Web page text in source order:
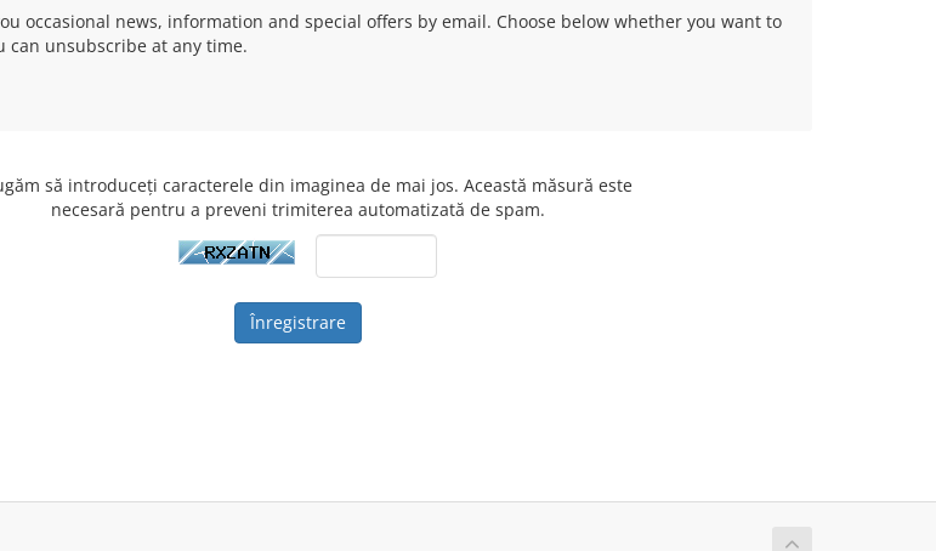
occasional news, information and special offers by email. Choose below whether you want to
can unsubscribe at any time.
să introduceți caracterele din imaginea de mai jos. Această măsură este
necesară pentru a preveni trimiterea automatizată de spam.